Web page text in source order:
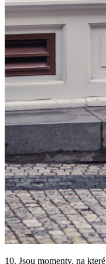
10. Jsou momenty, na které